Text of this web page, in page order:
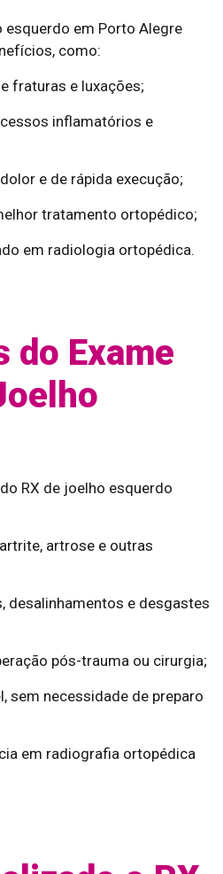
esquerdo em Porto Alegre
como:
fraturas e luxações;
inflamatórios e
e de rápida execução;
tratamento ortopédico;
em radiologia ortopédica.
do Exame
RX de joelho esquerdo
artrose e outras
desalinhamentos e desgastes
pós-trauma ou cirurgia;
sem necessidade de preparo
em radiografia ortopédica